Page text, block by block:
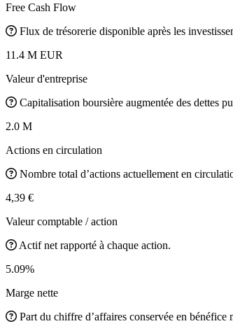
Free Cash Flow
Flux de trésorerie disponible après les
11.4 M EUR
Valeur d'entreprise
Capitalisation boursière augmentée des dettes
2.0 M
Actions en circulation
Nombre total d’actions actuellement en
4,39 €
Valeur comptable / action
Actif net rapporté à chaque action.
5.09%
Marge nette
Part du chiffre d’affaires conservée en bénéfice